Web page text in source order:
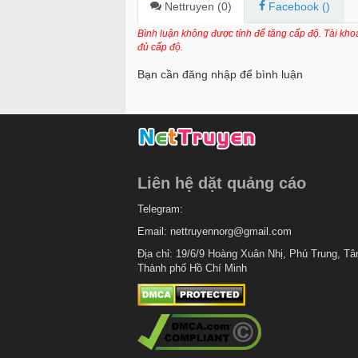
Chapter 158
Chapter 157
Chapter 155
Chapter 153
Chapter 152
Chapter 151.1
Chapter 150
Chapter 149
Chapter 148
Chapter 147
Nettruyen (0) Facebook ()
Bình luận không được tính để tăng cấp độ. Tài
đủ cấp độ.
Bạn cần đăng nhập để bình luận
Liên hệ dặt quảng cáo
Telegram:
Email: nettruyennorg@gmail.com
Địa chỉ: 19/6/9 Hoàng Xuân Nhị, Phú Trung,
Thành phố Hồ Chí Minh